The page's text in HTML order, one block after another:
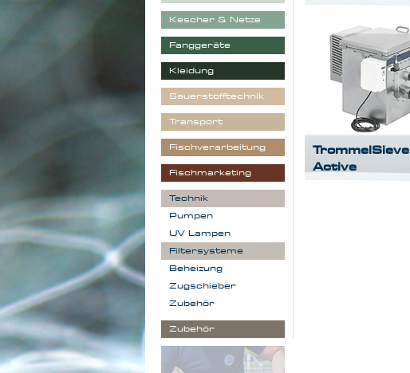
TrommelSieve
Active
Kescher & Netze
Fanggeräte
Kleidung
Sauerstofftechnik
Transport
Fischverarbeitung
Fischmarketing
Technik
Pumpen
UV Lampen
Filtersysteme
Beheizung
Zugschieber
Zubehör
Zubehör